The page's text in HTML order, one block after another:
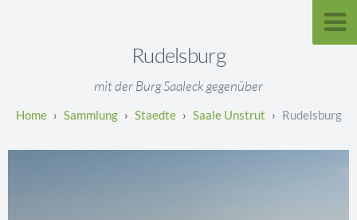
Rudelsburg
mit der Burg Saaleck gegenüber
Sammlung Staedte Saale Unstrut Rudelsburg